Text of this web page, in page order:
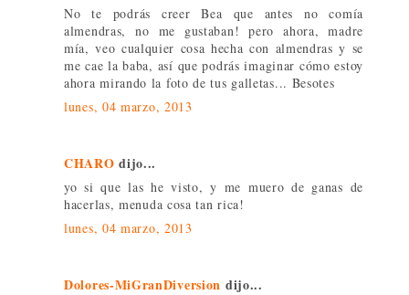
No te podrás creer Bea que antes no comía
almendras, no me gustaban! pero ahora, madre
mía, veo cualquier cosa hecha con almendras y se
me cae la baba, así que podrás imaginar cómo estoy
ahora mirando la foto de tus galletas... Besotes
lunes, 04 marzo, 2013
CHARO dijo...
yo si que las he visto, y me muero de ganas de
hacerlas, menuda cosa tan rica!
lunes, 04 marzo, 2013
Dolores-MiGranDiversion dijo...